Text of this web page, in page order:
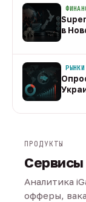
в
РЫНКИ
ПРОДУКТЫ
Сервисы
Аналитика
офферы,